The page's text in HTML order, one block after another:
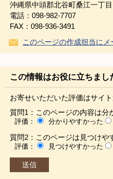
沖縄県中頭郡北谷町桑江一丁
電話：098-982-7707
FAX：098-936-3491
このページの作成担当にメ
この情報はお役に立ちまし
お寄せいただいた評価はサイ
質問1：このページの内容は分
評価： 分かりやすかった
質問2：このページは見つけや
評価： 見つけやすかった